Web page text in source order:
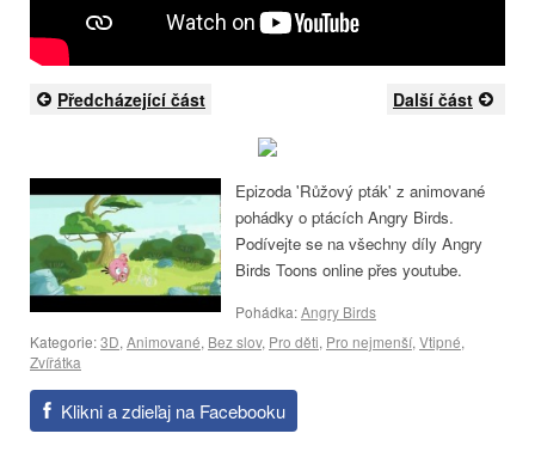
Předcházející část Další část
Epizoda 'Růžový pták' z animované
pohádky o ptácích Angry Birds.
Podívejte se na všechny díly Angry
Birds Toons online přes youtube.
Pohádka:Angry Birds
Kategorie:3D, Animované, Bez slov, Pro děti, Pro nejmenší, Vtipné,
Zvířátka
Klikni a zdieľaj na Facebooku